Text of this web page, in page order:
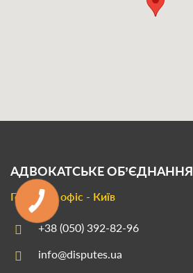
АДВОКАТСЬКЕ ОБ’ЄДНАННЯ
Головний офіс - Київ
+38 (050) 392-82-96
info@disputes.ua